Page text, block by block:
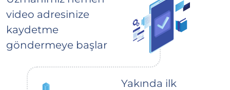
video adresinize
kaydetme
göndermeye başlar
Yakında ilk